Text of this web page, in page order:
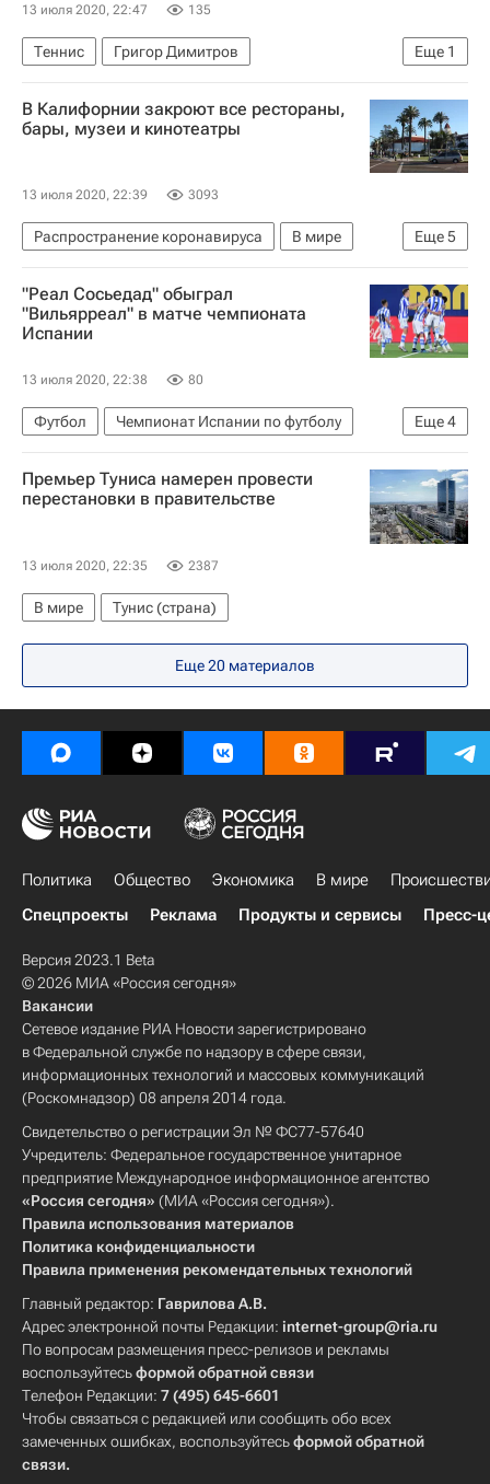
13 июля 2020, 22:47 135
Еще 1
Теннис
Григор Димитров
Спорт в условиях пандемии коронавируса
В Калифорнии закроют все рестораны,
бары, музеи и кинотеатры
13 июля 2020, 22:39 3093
Еще5
Распространение коронавируса
В мире
Калифорния
Коронавирусы
Коронавирус COVID-19
Новости - Туризм
Туризм
"Реал Сосьедад" обыграл
"Вильярреал" в матче чемпионата
Испании
13 июля 2020, 22:38 80
Еще4
Футбол
Чемпионат Испании по футболу
Алавес
Реал Сосьедад
Хетафе
Вильярреал
Премьер Туниса намерен провести
перестановки в правительстве
13 июля 2020, 22:35 2387
В мире Тунис (страна)
Еще 20 материалов
Политика Общество Экономика В мире
Спецпроекты
Реклама Продукты и сервисы Пресс-
Версия 2023.1 Beta
© 2026 МИА «Россия сегодня»
Вакансии
Сетевое издание РИА Новости зарегистрировано
в Федеральной службе по надзору в сфере связи,
информационных технологий и массовых коммуникаций
(Роскомнадзор) 08 апреля 2014 года.
Свидетельство о регистрации Эл № ФС77-57640
Учредитель: Федеральное государственное унитарное
предприятие Международное информационное агентство
«Россия сегодня» (МИА «Россия сегодня»).
Правила использования материалов
Политика конфиденциальности
Правила применения рекомендательных технологий
Главный редактор: Гаврилова А.В.
Адрес электронной почты Редакции: internet-group@ria.ru
По вопросам размещения пресс-релизов и рекламы
воспользуйтесьформой обратной связи
Телефон Редакции: 7 (495) 645-6601
Чтобы связаться с редакцией или сообщить обо всех
замеченных ошибках, воспользуйтесьформой обратной
связи.